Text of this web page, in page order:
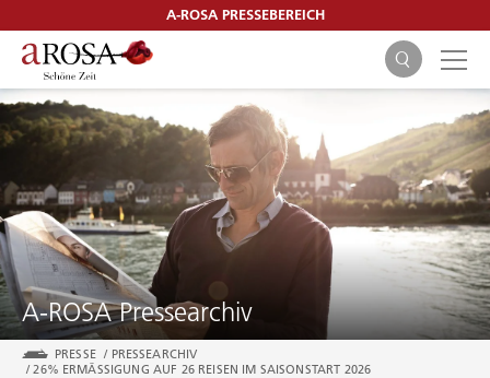
A-ROSA PRESSEBEREICH
SUCHEN
A-ROSA Pressearchiv
PRESSE / PRESSEARCHIV
/ 26% ERMÄSSIGUNG AUF 26 REISEN IM SAISONSTART 2026